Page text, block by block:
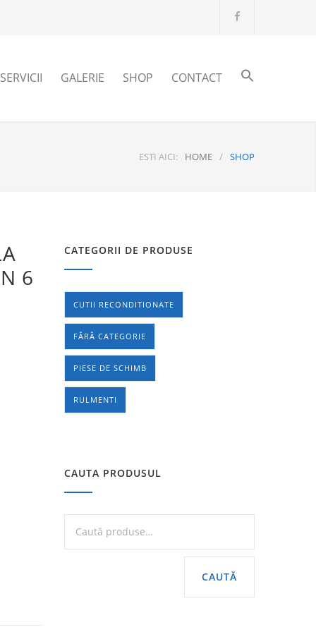
SERVICII GALERIE SHOP CONTACT
ESTI AICI: HOME / SHOP
6
CATEGORII DE PRODUSE
CUTII RECONDITIONATE
FĂRĂ CATEGORIE
PIESE DE SCHIMB
RULMENTI
CAUTA PRODUSUL
CAUTĂ